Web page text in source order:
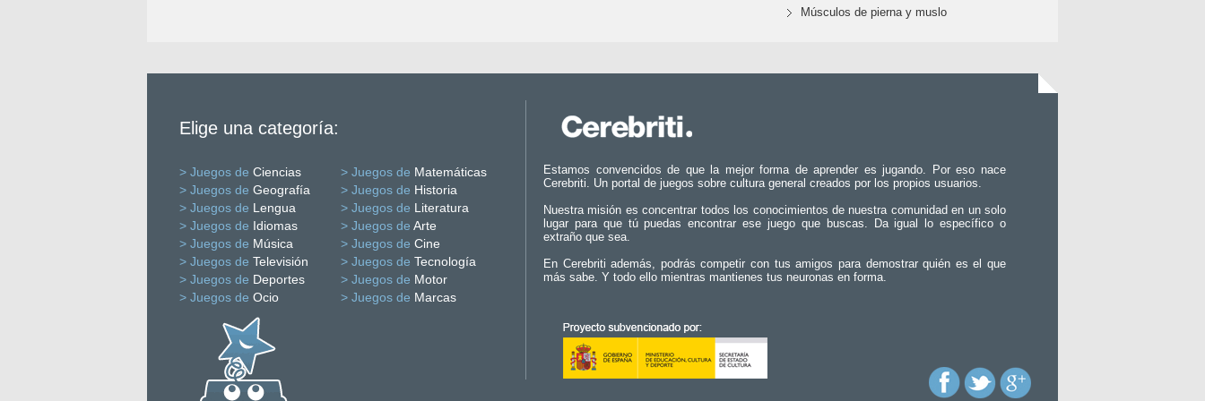
Músculos de pierna y muslo
Elige una categoría:
> Juegos de Ciencias > Juegos de Matemáticas
> Juegos de Geografía > Juegos de Historia
> Juegos de Lengua > Juegos de Literatura
> Juegos de Idiomas > Juegos de Arte
> Juegos de Música > Juegos de Cine
> Juegos de Televisión > Juegos de Tecnología
> Juegos de Deportes > Juegos de Motor
> Juegos de Ocio > Juegos de Marcas
Estamos convencidos de que la mejor forma de aprender es jugando. Por eso nace
Cerebriti. Un portal de juegos sobre cultura general creados por los propios usuarios.
Nuestra misión es concentrar todos los conocimientos de nuestra comunidad en un solo
lugar para que tú puedas encontrar ese juego que buscas. Da igual lo específico o
extraño que sea.
En Cerebriti además, podrás competir con tus amigos para demostrar quién es el que
más sabe. Y todo ello mientras mantienes tus neuronas en forma.